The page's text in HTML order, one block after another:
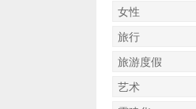
女性
旅行
旅游度假
艺术